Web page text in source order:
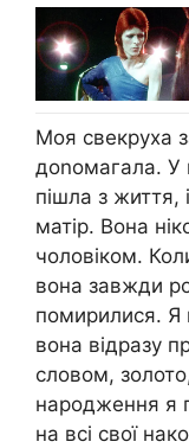
Моя свекруха
доnомагала.
пішла з життя,
матір. Вона
чоловіком.
вона завжди
помирилися. Я
вона відразу
словом,
народження я
на всі свої